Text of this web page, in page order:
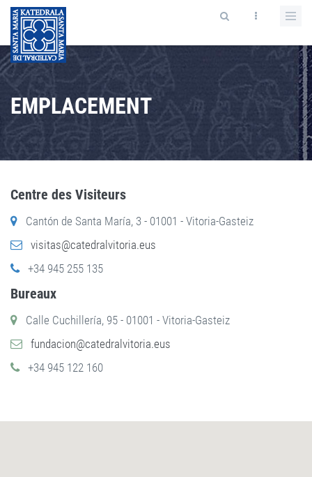
EMPLACEMENT
Centre des Visiteurs
Cantón de Santa María, 3 - 01001 - Vitoria-Gasteiz
visitas@catedralvitoria.eus
+34 945 255 135
Bureaux
Calle Cuchillería, 95 - 01001 - Vitoria-Gasteiz
fundacion@catedralvitoria.eus
+34 945 122 160